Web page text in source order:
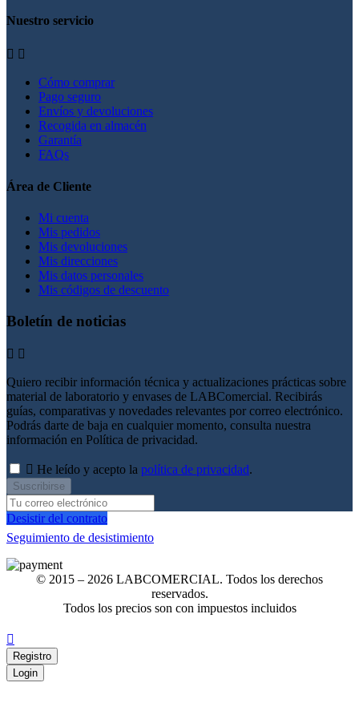
Nuestro servicio
 
Cómo comprar
Pago seguro
Envíos y devoluciones
Recogida en almacén
Garantía
FAQs
Área de Cliente
Mi cuenta
Mis pedidos
Mis devoluciones
Mis direcciones
Mis datos personales
Mis códigos de descuento
Boletín de noticias
 
Quiero recibir información técnica y actualizaciones prácticas sobre
material de laboratorio y envases de LABComercial. Recibirás
guías, comparativas y novedades relevantes por correo electrónico.
Podrás darte de baja en cualquier momento, consulta nuestra
información en Política de privacidad.
 He leído y acepto la política de privacidad.
Suscribirse
Desistir del contrato
Seguimiento de desistimiento
© 2015 – 2026 LABCOMERCIAL. Todos los derechos
reservados.
Todos los precios son con impuestos incluidos

Registro
Login